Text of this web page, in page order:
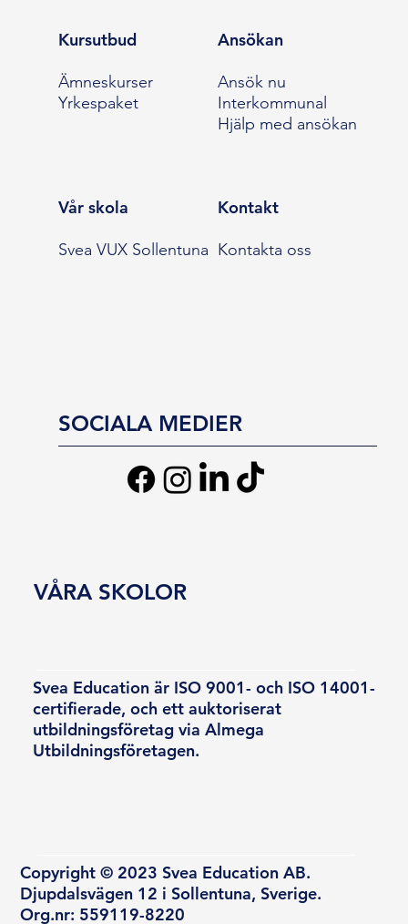
Kursutbud
Ämneskurser
Yrkespaket
Ansökan
Ansök nu
Interkommunal
Hjälp med ansökan
Vår skola
Svea VUX Sollentuna
Kontakt
Kontakta oss
SOCIALA MEDIER
Svea Education är ISO 9001- och ISO 14001-
certifierade, och ett auktoriserat
utbildningsföretag via Almega
Utbildningsföretagen.
Copyright © 2023 Svea Education AB.
Djupdalsvägen 12 i Sollentuna, Sverige.
Org.nr: 559119-8220
VÅRA SKOLOR